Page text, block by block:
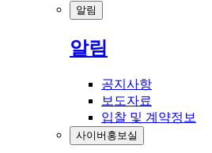
알림
알림
공지사항
보도자료
입찰 및 계약정보
사이버홍보실